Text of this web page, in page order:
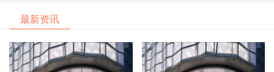
最新资讯